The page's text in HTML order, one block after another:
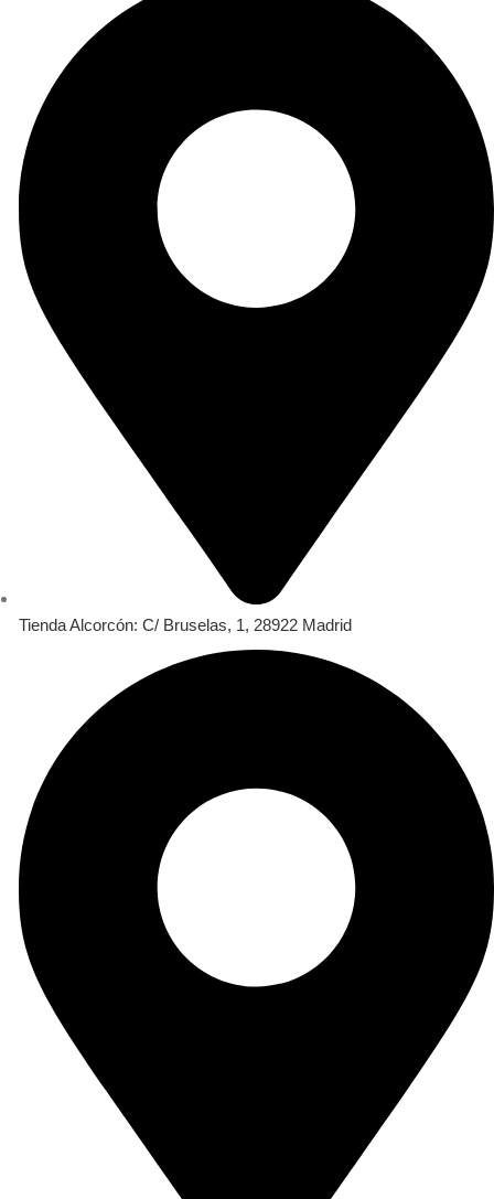
Tienda Alcorcón: C/ Bruselas, 1, 28922 Madrid